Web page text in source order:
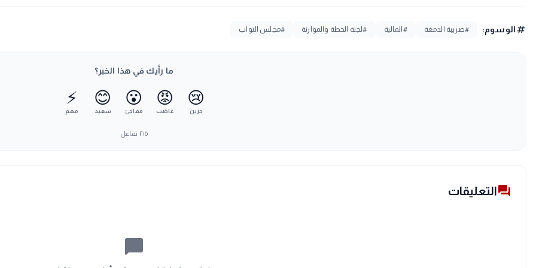
tagالوسوم: #ضريبة الدمغة #المالية #لجنة الخطة والموازنة #مجلس النواب
ما رأيك في هذا الخبر؟
😢
حزين
😡
غاضب
😮
مفاجئ
😊
سعيد
⚡
مهم
٢١٥ تفاعل
forumالتعليقات
chat_bubble_outline